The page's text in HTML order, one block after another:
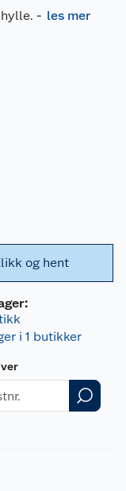
- les mer
og hent
i 1 butikker